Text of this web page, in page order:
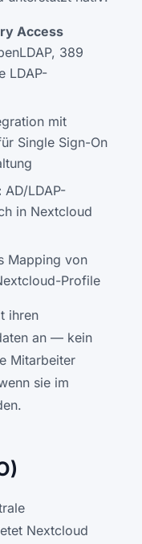
Access
389
LDAP-
mit
Single Sign-On
AD/LDAP-
in Nextcloud
Mapping von
Profile
ihren
an — kein
Mitarbeiter
sie im
Nextcloud